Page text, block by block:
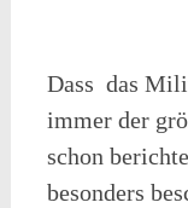
Dass das
immer der
schon
besonders